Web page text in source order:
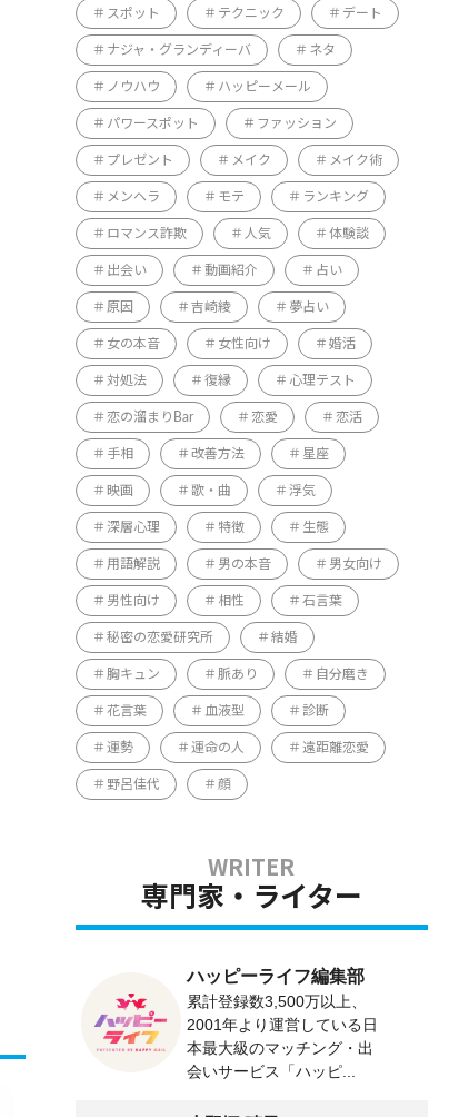
スポット テクニック デート
ナジャ・グランディーバ ネタ
ノウハウ ハッピーメール
パワースポット ファッション
プレゼント メイク メイク術
メンヘラ モテ ランキング
ロマンス詐欺 人気 体験談
出会い 動画紹介 占い
原因 吉崎綾 夢占い
女の本音 女性向け 婚活
対処法 復縁 心理テスト
恋の溜まりBar 恋愛 恋活
手相 改善方法 星座
映画 歌・曲 浮気
深層心理 特徴 生態
用語解説 男の本音 男女向け
男性向け 相性 石言葉
秘密の恋愛研究所 結婚
胸キュン 脈あり 自分磨き
花言葉 血液型 診断
運勢 運命の人 遠距離恋愛
野呂佳代 顔
専門家・ライター
ハッピーライフ編集部
累計登録数3,500万以上、
2001年より運営している日
本最大級のマッチング・出
会いサービス「ハッピ...